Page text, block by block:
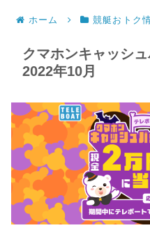
ホーム 競艇おトク
クマホンキャッシ
2022年10月